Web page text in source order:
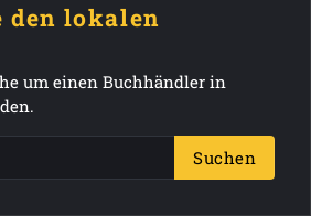
den lokalen
um einen Buchhändler in
Suchen